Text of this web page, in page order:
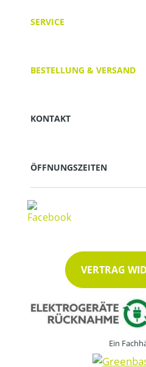
SERVICE
BESTELLUNG & VERSAND
KONTAKT
ÖFFNUNGSZEITEN
VERTRAG
Ein